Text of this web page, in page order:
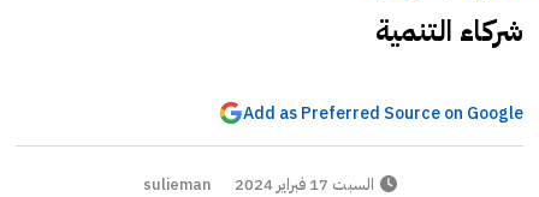
شركاء التنمية
Add as Preferred Source on Google
السبت 17 فبراير 2024 sulieman